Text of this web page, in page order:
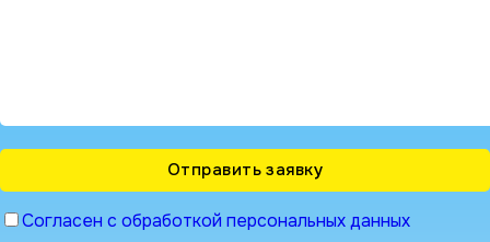
Согласен с обработкой персональных данных